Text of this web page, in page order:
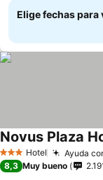
Elige fechas
3 Estrellas
Hotel Ayuda
Novus Plaza
8,3 Muy bueno